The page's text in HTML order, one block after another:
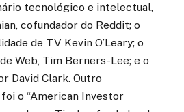
tecnológico e intelectual,
cofundador do Reddit; o
de TV Kevin O’Leary; o
Web, Tim Berners-Lee; e o
David Clark. Outro
o “American Investor